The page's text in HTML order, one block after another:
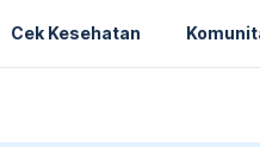
Cek Kesehatan